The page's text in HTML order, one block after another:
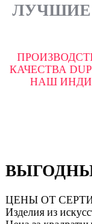
ЛУЧШИЕ
КАЧЕСТВА
НАШ
ЦЕНЫ ОТ
Изделия из